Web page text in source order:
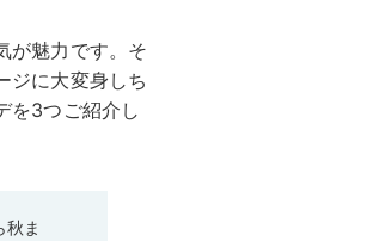
が魅力です。そ
ジに大変身しち
を3つご紹介し
ま